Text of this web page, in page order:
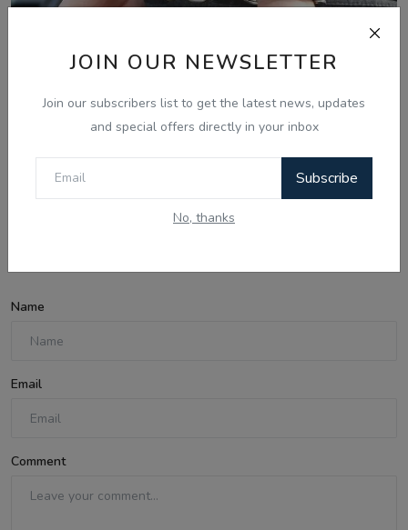
JOIN OUR NEWSLETTER
Join our subscribers list to get the latest news, updates
and special offers directly in your inbox
Subscribe
No, thanks
Aug 8, 2026
ਵਾਲੇ ਗਿਰੋਹ...
Name
Email
Comment